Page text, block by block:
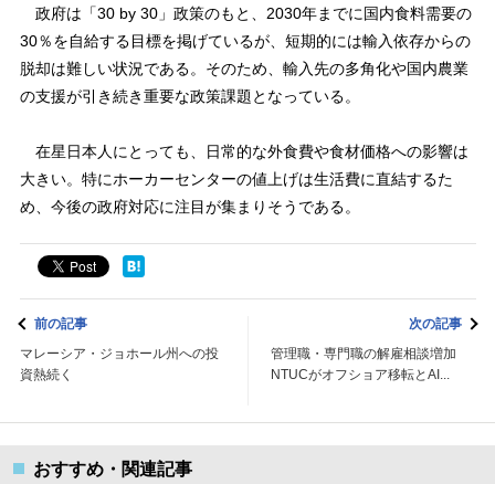
政府は「30 by 30」政策のもと、2030年までに国内食料需要の
30％を自給する目標を掲げているが、短期的には輸入依存からの
脱却は難しい状況である。そのため、輸入先の多角化や国内農業
の支援が引き続き重要な政策課題となっている。
在星日本人にとっても、日常的な外食費や食材価格への影響は
大きい。特にホーカーセンターの値上げは生活費に直結するた
め、今後の政府対応に注目が集まりそうである。
前の記事
マレーシア・ジョホール州への投
資熱続く
次の記事
管理職・専門職の解雇相談増加
NTUCがオフショア移転とAI...
おすすめ・関連記事